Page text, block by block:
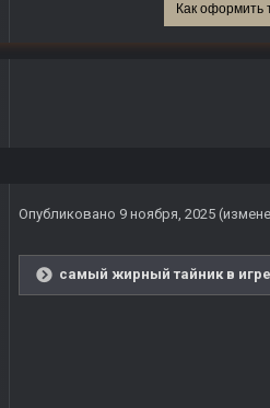
Как оформить
Опубликовано 9 ноября, 2025
самый жирный тайник в